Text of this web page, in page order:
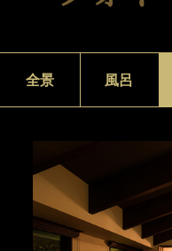
全景 風呂